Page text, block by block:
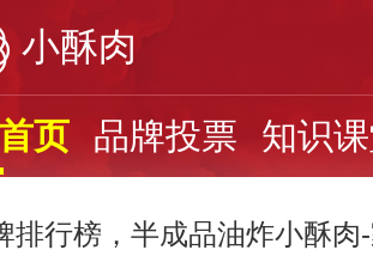
小酥肉
页 品牌投票 知识
排行榜，半成品油炸小酥